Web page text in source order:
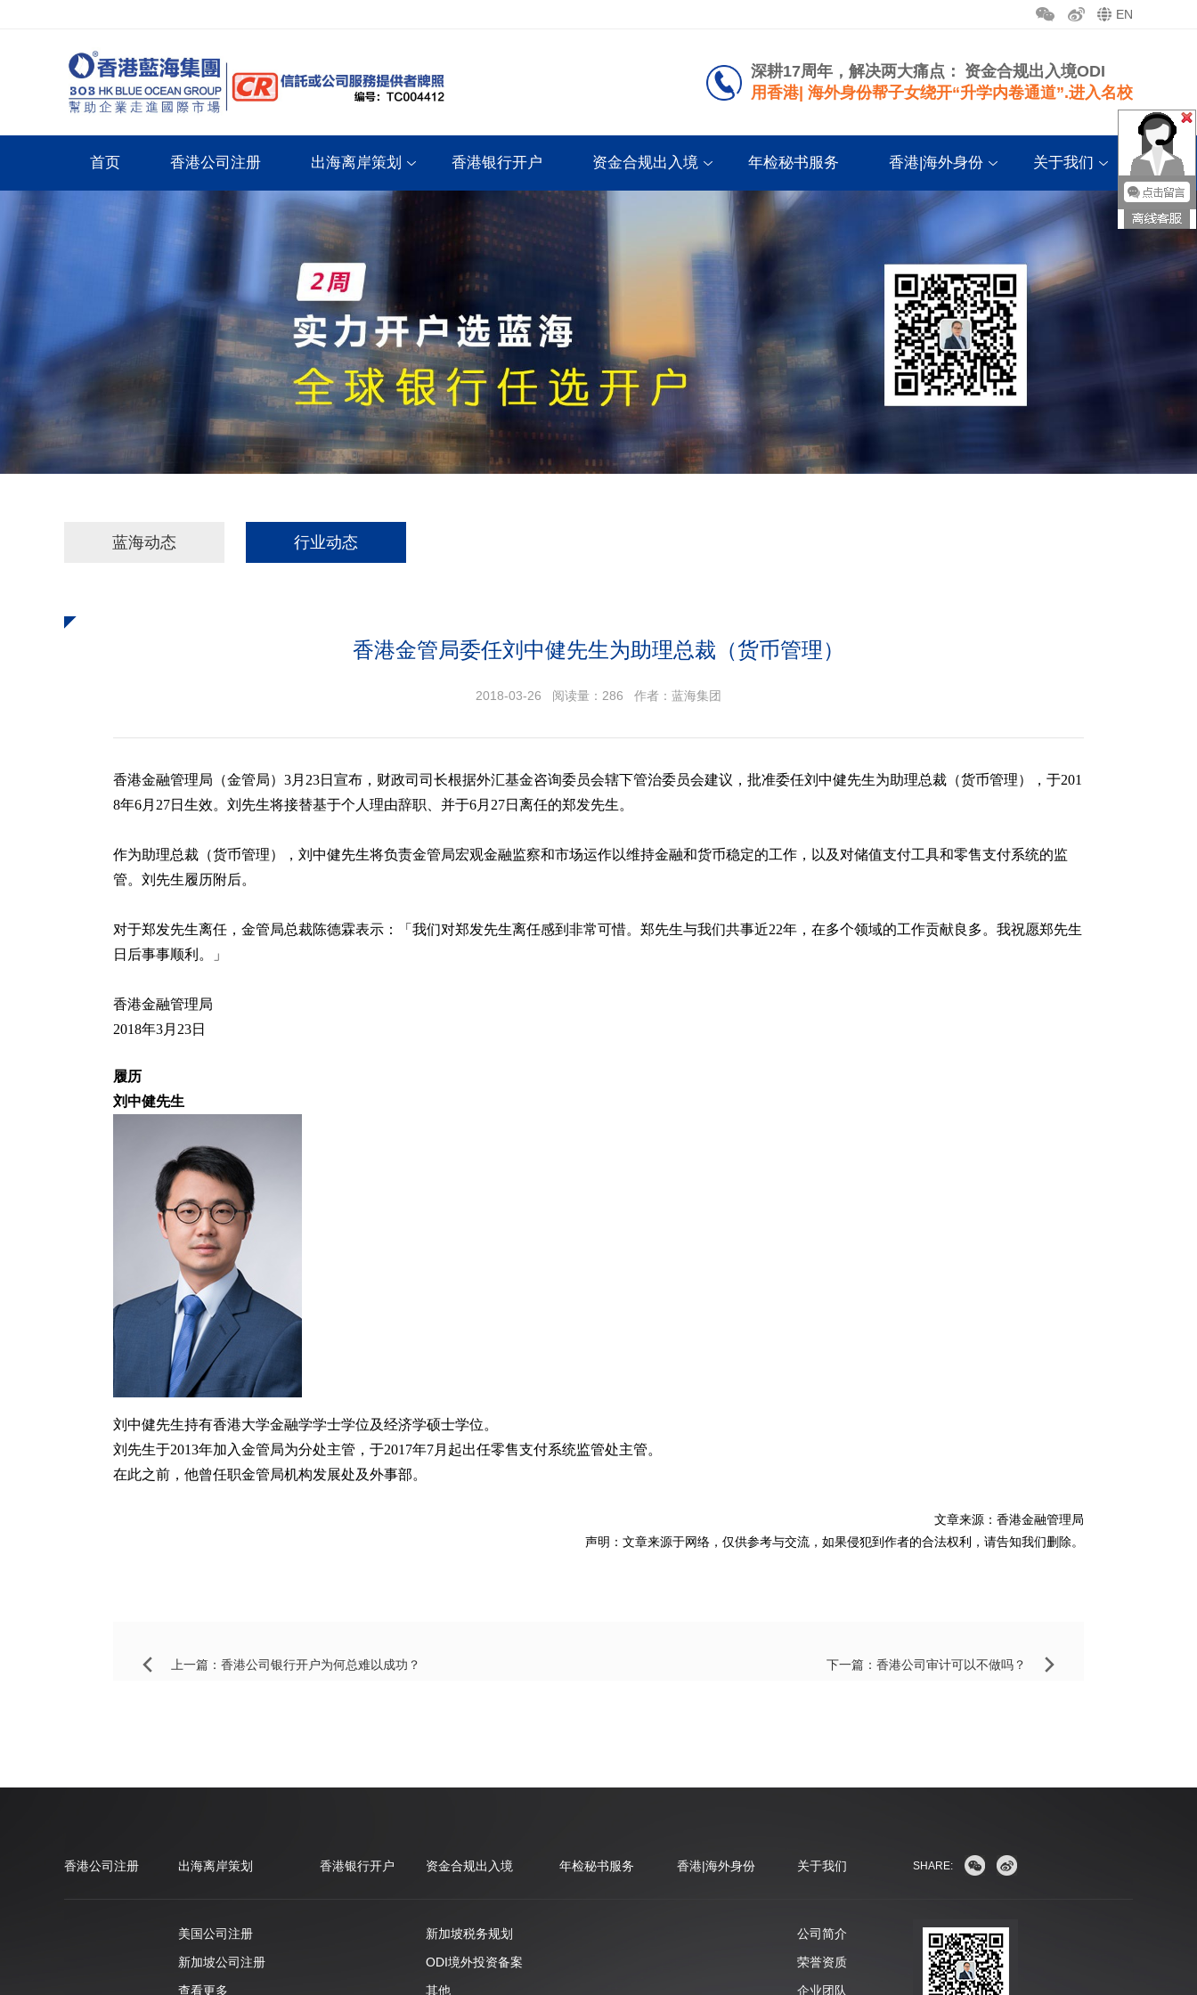
EN
深耕17周年，解决两大痛点： 资金合规出入境ODI
用香港| 海外身份帮子女绕开“升学内卷通道”.进入名校
首页 香港公司注册 出海离岸策划 香港银行开户 资金合规出入境 年检秘书服务 香港|海外身份 关于我们
蓝海动态 行业动态
香港金管局委任刘中健先生为助理总裁（货币管理）
2018-03-26 阅读量： 286 作者：蓝海集团
香港金融管理局（金管局）3月23日宣布，财政司司长根据外汇基金咨询委员会辖下管治委员会建议，批准委任刘中健先生为助理总裁（货币管理），于201
8年6月27日生效。刘先生将接替基于个人理由辞职、并于6月27日离任的郑发先生。
作为助理总裁（货币管理），刘中健先生将负责金管局宏观金融监察和市场运作以维持金融和货币稳定的工作，以及对储值支付工具和零售支付系统的监
管。刘先生履历附后。
对于郑发先生离任，金管局总裁陈德霖表示：「我们对郑发先生离任感到非常可惜。郑先生与我们共事近22年，在多个领域的工作贡献良多。我祝愿郑先生
日后事事顺利。」
香港金融管理局
2018年3月23日
履历
刘中健先生
刘中健先生持有香港大学金融学学士学位及经济学硕士学位。
刘先生于2013年加入金管局为分处主管，于2017年7月起出任零售支付系统监管处主管。
在此之前，他曾任职金管局机构发展处及外事部。
文章来源：香港金融管理局
声明：文章来源于网络，仅供参考与交流，如果侵犯到作者的合法权利，请告知我们删除。
上一篇： 香港公司银行开户为何总难以成功？ 下一篇：香港公司审计可以不做吗？
香港公司注册 出海离岸策划
美国公司注册
新加坡公司注册
查看更多
香港银行开户 资金合规出入境
新加坡税务规划
ODI境外投资备案
其他
年检秘书服务 香港|海外身份 关于我们
公司简介
荣誉资质
企业团队
SHARE: